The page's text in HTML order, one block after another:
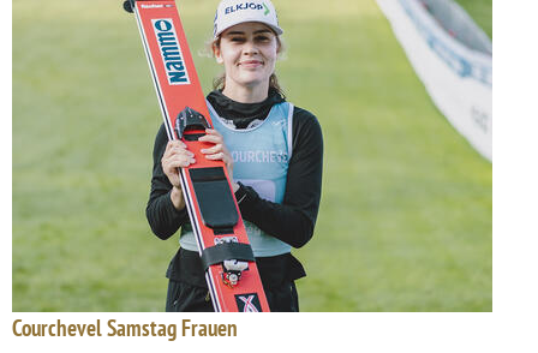
Courchevel Samstag Frauen